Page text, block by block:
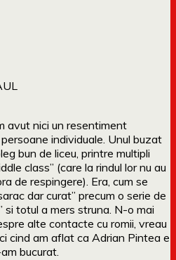
avut nici un resentiment
individuale. Unul buzat
bun de liceu, printre multipli
class” (care la rindul lor nu au
de respingere). Era, cum se
dar curat” precum o serie de
si totul a mers struna. N-o mai
alte contacte cu romii, vreau
cind am aflat ca Adrian Pintea e
bucurat.